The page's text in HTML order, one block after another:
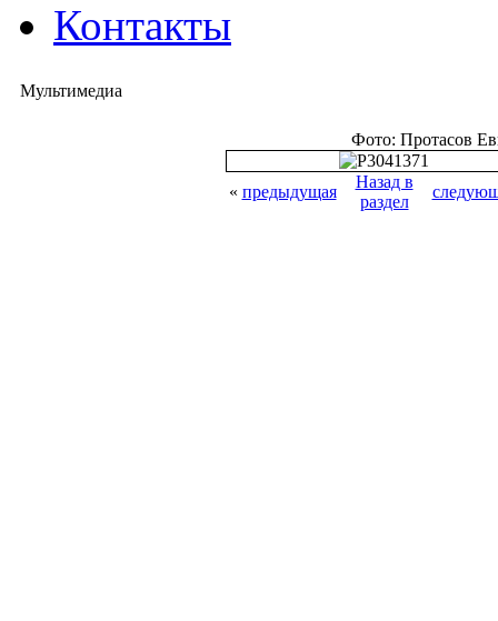
Контакты
Мультимедиа
Фото: Протасов
« предыдущая
Назад в
раздел